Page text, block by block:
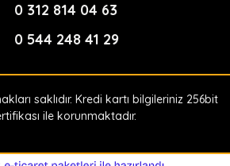
0 312 814 04 63
0 544 248 41 29
saklıdır. Kredi kartı bilgileriniz 256bit
ile korunmaktadır.